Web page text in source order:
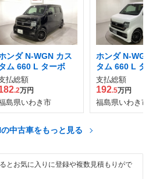
ンダ N-WGN カス
ム 660 L ターボ
払総額
.2万円
島県いわき市
ホンダ N-
タム 660 L タ
支払総額
192.5万円
福島県いわき市
中古車をもっと見る
とお気に入りに登録や複数見積もりがで